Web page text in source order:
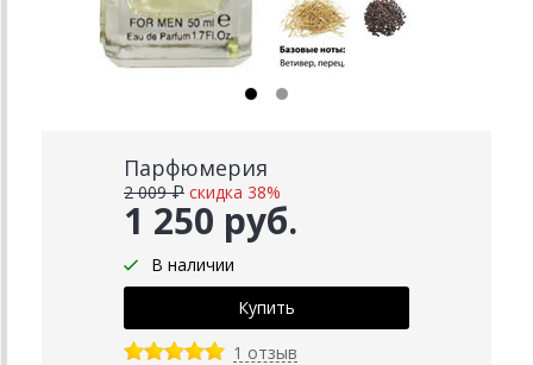
Парфюмерия
1 250 руб.
2 009 ₽ скидка 38%
В наличии
1 отзыв